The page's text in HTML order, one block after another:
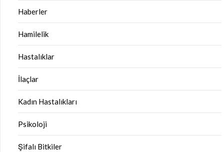
Haberler
Hamilelik
Hastalıklar
İlaçlar
Kadın Hastalıkları
Psikoloji
Şifalı Bitkiler